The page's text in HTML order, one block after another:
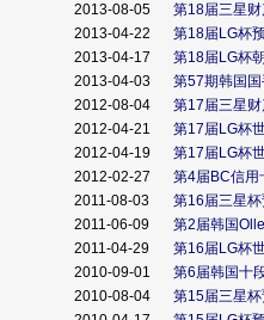
2013-08-05
第18届三星
2013-04-22
第18届LG杯
2013-04-17
第18届LG杯
2013-04-03
第57期韩国
2012-08-04
第17届三星
2012-04-21
第17届LG杯
2012-04-19
第17届LG杯
2012-02-27
第4届BC信用
2011-08-03
第16届三星
2011-06-09
第2届韩国
2011-04-29
第16届LG杯
2010-09-01
第6届韩国十
2010-08-04
第15届三星